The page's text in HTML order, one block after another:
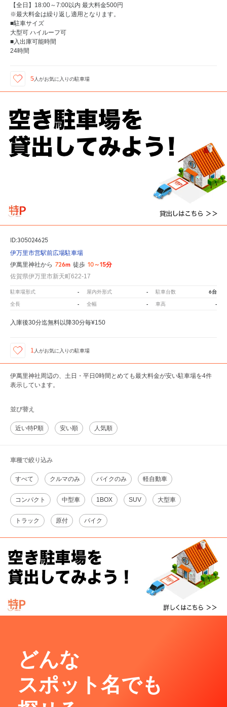
【全日】18:00～7:00以内 最大料金500円
※最大料金は繰り返し適用となります。
■駐車サイズ
大型可 ハイルーフ可
■入出庫可能時間
24時間
5 人がお気に入りの駐車場
ID:305024625
伊万里市営駅前広場駐車場
伊萬里神社から 726m 徒歩 10～15分
佐賀県伊万里市新天町622-17
駐車場形式 - 屋内外形式 - 駐車台数 6台
全長 - 全幅 - 車高 -
入庫後30分迄無料以降30分毎¥150
1 人がお気に入りの駐車場
伊萬里神社周辺の、土日・平日0時間とめても最大料金が安い駐車場を4件
表示しています。
並び替え
近い特P順 安い順 人気順
車種で絞り込み
すべて クルマのみ バイクのみ 軽自動車
コンパクト 中型車 1BOX SUV 大型車
トラック 原付 バイク
どんな
スポット名でも